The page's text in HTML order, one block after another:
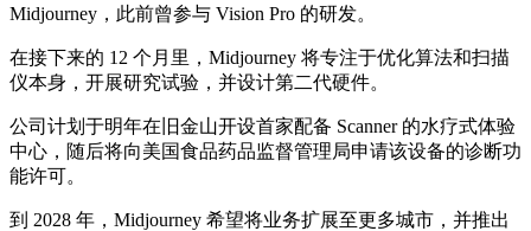
Midjourney，此前曾参与 Vision Pro 的研发。
在接下来的 12 个月里，Midjourney 将专注于优化算法和扫描
仪本身，开展研究试验，并设计第二代硬件。
公司计划于明年在旧金山开设首家配备 Scanner 的水疗式体验
中心，随后将向美国食品药品监督管理局申请该设备的诊断功
能许可。
到 2028 年，Midjourney 希望将业务扩展至更多城市，并推出